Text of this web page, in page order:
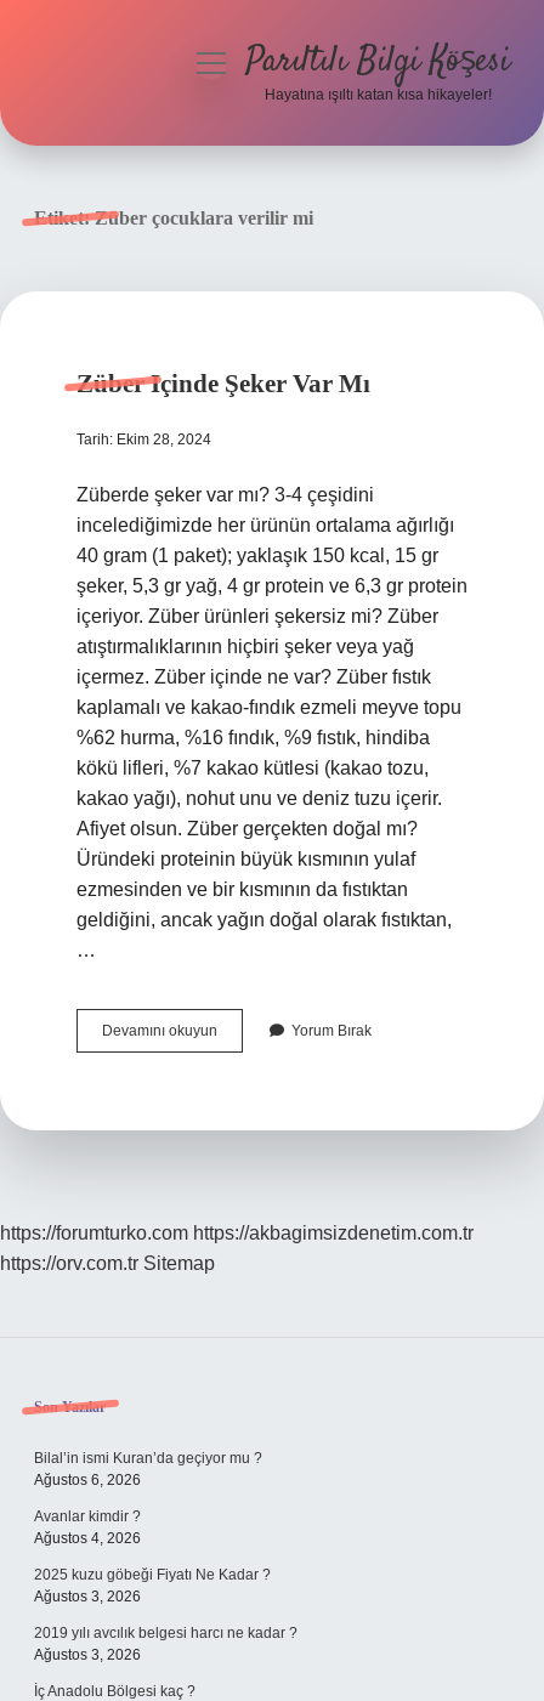
menüyüParıltılı Bilgi Köşesi
Hayatına ışıltı katan kısa hikayeler!
Etiket:Züber çocuklara verilir mi
Züber Içinde Şeker Var Mı
Tarih: Ekim 28, 2024
Züberde şeker var mı? 3-4 çeşidini
incelediğimizde her ürünün ortalama ağırlığı
40 gram (1 paket); yaklaşık 150 kcal, 15 gr
şeker, 5,3 gr yağ, 4 gr protein ve 6,3 gr protein
içeriyor. Züber ürünleri şekersiz mi? Züber
atıştırmalıklarının hiçbiri şeker veya yağ
içermez. Züber içinde ne var? Züber fıstık
kaplamalı ve kakao-fındık ezmeli meyve topu
%62 hurma, %16 fındık, %9 fıstık, hindiba
kökü lifleri, %7 kakao kütlesi (kakao tozu,
kakao yağı), nohut unu ve deniz tuzu içerir.
Afiyet olsun. Züber gerçekten doğal mı?
Üründeki proteinin büyük kısmının yulaf
ezmesinden ve bir kısmının da fıstıktan
geldiğini, ancak yağın doğal olarak fıstıktan,
…
Devamını okuyun
Içinde
Yorum Bırak
https://forumturko.com https://akbagimsizdenetim.com.tr
https://orv.com.tr Sitemap
Sidebar
Son Yazılar
Bilal’in ismi Kuran’da geçiyor mu ?
Ağustos 6, 2026
Avanlar kimdir ?
Ağustos 4, 2026
2025 kuzu göbeği Fiyatı Ne Kadar ?
Ağustos 3, 2026
2019 yılı avcılık belgesi harcı ne kadar ?
Ağustos 3, 2026
İç Anadolu Bölgesi kaç ?